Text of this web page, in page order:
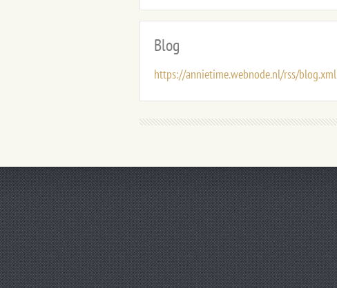
Blog
https://annietime.webnode.nl/rss/blog.xml